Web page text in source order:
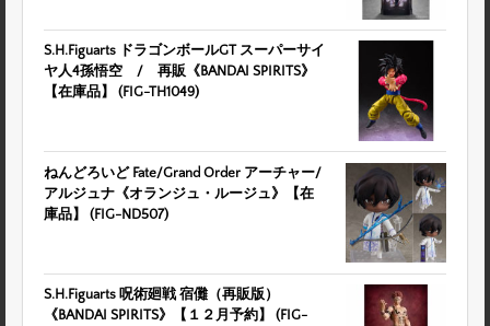
S.H.Figuarts ドラゴンボールGT スーパーサイ
ヤ人4孫悟空 / 再販《BANDAI SPIRITS》
【在庫品】 (FIG-TH1049)
ねんどろいど Fate/Grand Order アーチャー/
アルジュナ《オランジュ・ルージュ》【在
庫品】 (FIG-ND507)
S.H.Figuarts 呪術廻戦 宿儺（再販版）
《BANDAI SPIRITS》【１２月予約】 (FIG-